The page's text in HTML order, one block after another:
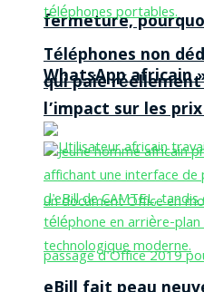
fermeture,
WhatsApp africain
Téléphones non
qui paie
l’impact sur les